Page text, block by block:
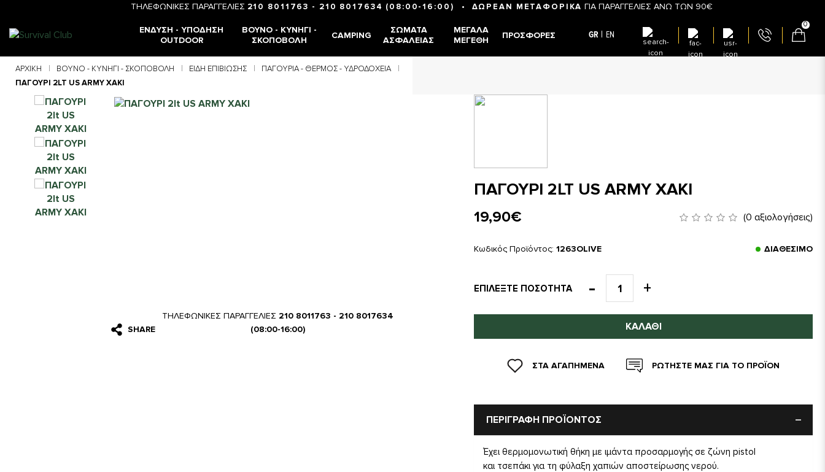
ΤΗΛΕΦΩΝΙΚΕΣ ΠΑΡΑΓΓΕΛΙΕΣ 210 8011763 - 210 8017634 (08:00-16:00) • ΔΩΡΕΑΝ ΜΕΤΑΦΟΡΙΚΑ ΓΙΑ ΠΑΡΑΓΓΕΛΙΕΣ ΑΝΩ ΤΩΝ 90€
ΈΝΔΥΣΗ - ΥΠΌΔΗΣΗ
OUTDOOR
ΒΟΥΝΌ - ΚΥΝΉΓΙ -
ΣΚΟΠΟΒΟΛΉ
CAMPING
ΣΏΜΑΤΑ
ΑΣΦΑΛΕΊΑΣ
ΜΕΓΆΛΑ
ΜΕΓΈΘΗ
ΠΡΟΣΦΟΡΈΣ GR EN
0
ΑΡΧΙΚΉ ΒΟΥΝΌ - ΚΥΝΉΓΙ - ΣΚΟΠΟΒΟΛΉ ΕΊΔΗ ΕΠΙΒΊΩΣΗΣ
ΠΑΓΟΎΡΙΑ - ΘΕΡΜΌΣ - ΥΔΡΟΔΟΧΕΊΑ
ΠΑΓΟΥΡΙ 2LT US ARMY ΧΑΚΙ
SHARE
ΤΗΛΕΦΩΝΙΚΕΣ ΠΑΡΑΓΓΕΛΙΕΣ 210 8011763 - 210 8017634
(08:00-16:00)
ΠΑΓΟΥΡΙ 2LT US ARMY ΧΑΚΙ
19,90€ (0 αξιολογήσεις)
Κωδικός Προϊόντος: 1263OLIVE ΔΙΑΘΈΣΙΜΟ
ΕΠΙΛΈΞΤΕ ΠΟΣΌΤΗΤΑ
ΚΑΛΆΘΙ
ΣΤΑ ΑΓΑΠΗΜΕΝΑ ΡΩΤΗΣΤΕ ΜΑΣ ΓΙΑ ΤΟ ΠΡΟΪΟΝ
ΠΕΡΙΓΡΑΦΗ ΠΡΟΪΟΝΤΟΣ
Έχει θερμομονωτική θήκη με ιμάντα προσαρμογής σε ζώνη pistol
και τσεπάκι για τη φύλαξη χαπιών αποστείρωσης νερού.